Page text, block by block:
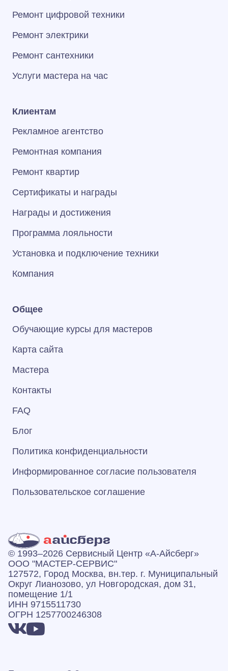
Ремонт цифровой техники
Ремонт электрики
Ремонт сантехники
Услуги мастера на час
Клиентам
Рекламное агентство
Ремонтная компания
Ремонт квартир
Сертификаты и награды
Награды и достижения
Программа лояльности
Установка и подключение техники
Компания
Общее
Обучающие курсы для мастеров
Карта сайта
Мастера
Контакты
FAQ
Блог
Политика конфиденциальности
Информированное согласие пользователя
Пользовательское соглашение
© 1993–2026 Сервисный Центр «А‑Айсберг»
ООО "МАСТЕР-СЕРВИС"
127572, Город Москва, вн.тер. г. Муниципальный
Округ Лианозово, ул Новгородская, дом 31,
помещение 1/1
ИНН 9715511730
ОГРН 1257700246308